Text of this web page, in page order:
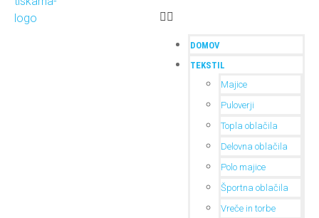
DOMOV
TEKSTIL
Majice
Puloverji
Topla oblačila
Delovna oblačila
Polo majice
Športna oblačila
Vreče in torbe